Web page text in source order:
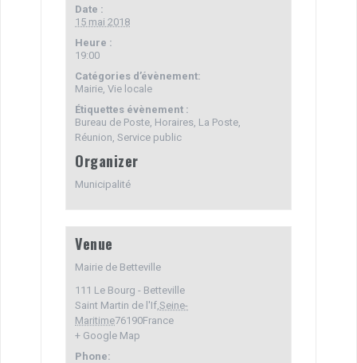
Date :
15 mai 2018
Heure :
19:00
Catégories d’évènement:
Mairie,Vie locale
Étiquettes évènement :
Bureau de Poste, Horaires, La Poste,
Réunion,Service public
Organizer
Municipalité
Venue
Mairie de Betteville
111 Le Bourg - Betteville
Saint Martin de l'If,Seine-
Maritime76190France
+ Google Map
Phone: